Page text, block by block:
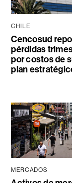
CHILE
Cencosud
pérdidas
por costos de
plan
MERCADOS